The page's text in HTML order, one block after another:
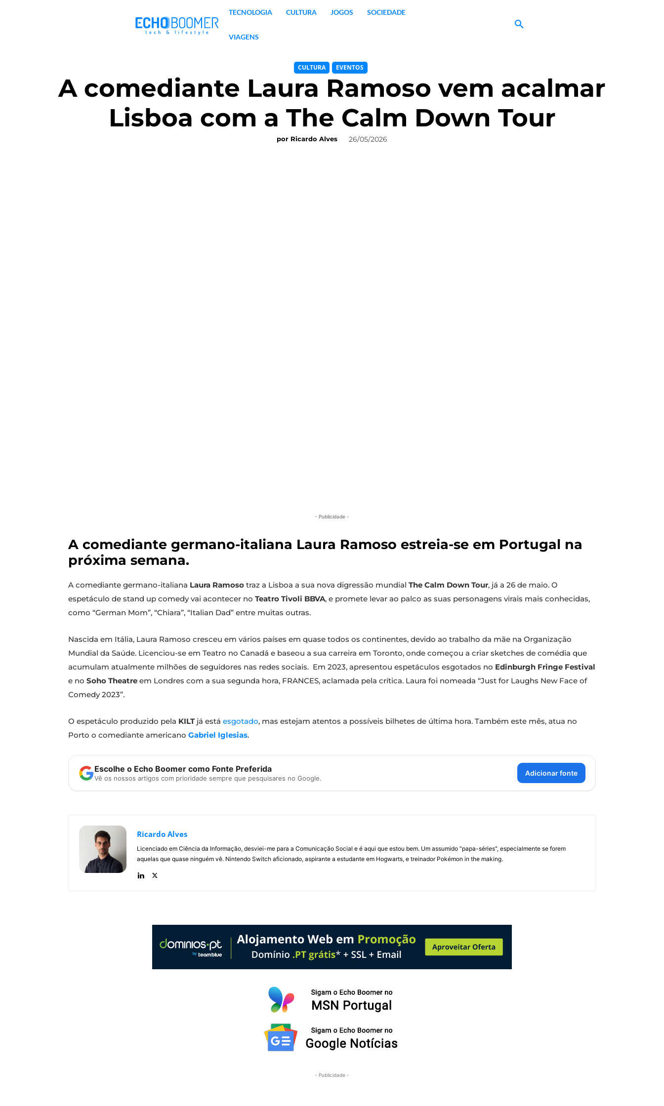
TECNOLOGIA CULTURA JOGOS SOCIEDADE
VIAGENS
CULTURA EVENTOS
A comediante Laura Ramoso vem acalmar
Lisboa com a The Calm Down Tour
por Ricardo Alves 26/05/2026
- Publicidade -
A comediante germano-italiana Laura Ramoso estreia-se em Portugal na
próxima semana.
A comediante germano-italiana Laura Ramoso traz a Lisboa a sua nova digressão mundial The Calm Down Tour, já a 26 de maio. O
espetáculo de stand up comedy vai acontecer no Teatro Tivoli BBVA, e promete levar ao palco as suas personagens virais mais conhecidas,
como “German Mom”, “Chiara”, “Italian Dad” entre muitas outras.
Nascida em Itália, Laura Ramoso cresceu em vários países em quase todos os continentes, devido ao trabalho da mãe na Organização
Mundial da Saúde. Licenciou-se em Teatro no Canadá e baseou a sua carreira em Toronto, onde começou a criar sketches de comédia que
acumulam atualmente milhões de seguidores nas redes sociais. Em 2023, apresentou espetáculos esgotados no Edinburgh Fringe Festival
e no Soho Theatre em Londres com a sua segunda hora, FRANCES, aclamada pela crítica. Laura foi nomeada “Just for Laughs New Face of
Comedy 2023”.
O espetáculo produzido pela KILT já está esgotado, mas estejam atentos a possíveis bilhetes de última hora. Também este mês, atua no
Porto o comediante americano Gabriel Iglesias.
Escolhe o Echo Boomer como Fonte Preferida
Vê os nossos artigos com prioridade sempre que pesquisares no Google.
Adicionar fonte
Ricardo Alves
Licenciado em Ciência da Informação, desviei-me para a Comunicação Social e é aqui que estou bem. Um assumido "papa-séries", especialmente se forem
aquelas que quase ninguém vê. Nintendo Switch aficionado, aspirante a estudante em Hogwarts, e treinador Pokémon in the making.
- Publicidade -